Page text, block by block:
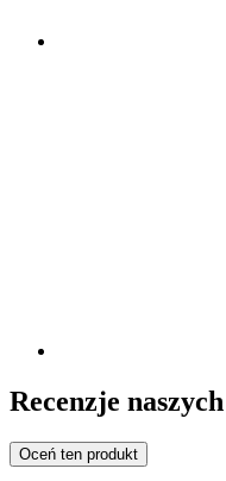
Recenzje
Oceń ten produkt